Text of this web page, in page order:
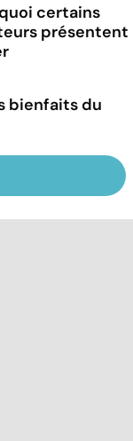
certains
présentent
bienfaits du